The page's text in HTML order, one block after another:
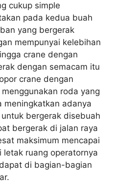
cukup simple
pada kedua buah
yang bergerak
mempunyai kelebihan
crane dengan
dengan semacam itu
crane dengan
roda yang
meningkatkan adanya
bergerak disebuah
bergerak di jalan raya
maksimum mencapai
ruang operatornya
di bagian-bagian